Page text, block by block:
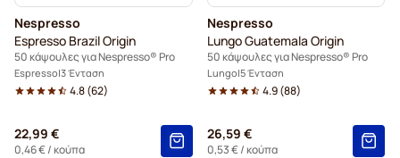
Kaffekapslen για Nespresso® Professional
Nespresso
Espresso Brazil Origin
50 κάψουλες για Nespresso® Pro
Espresso 3 Ένταση
4.8(62)
22,99 €
0,46 €/ κούπα
Nespresso
Lungo Guatemala Origin
50 κάψουλες για Nespresso® Pro
Lungo 5 Ένταση
4.9(88)
26,59 €
0,53 €/ κούπα